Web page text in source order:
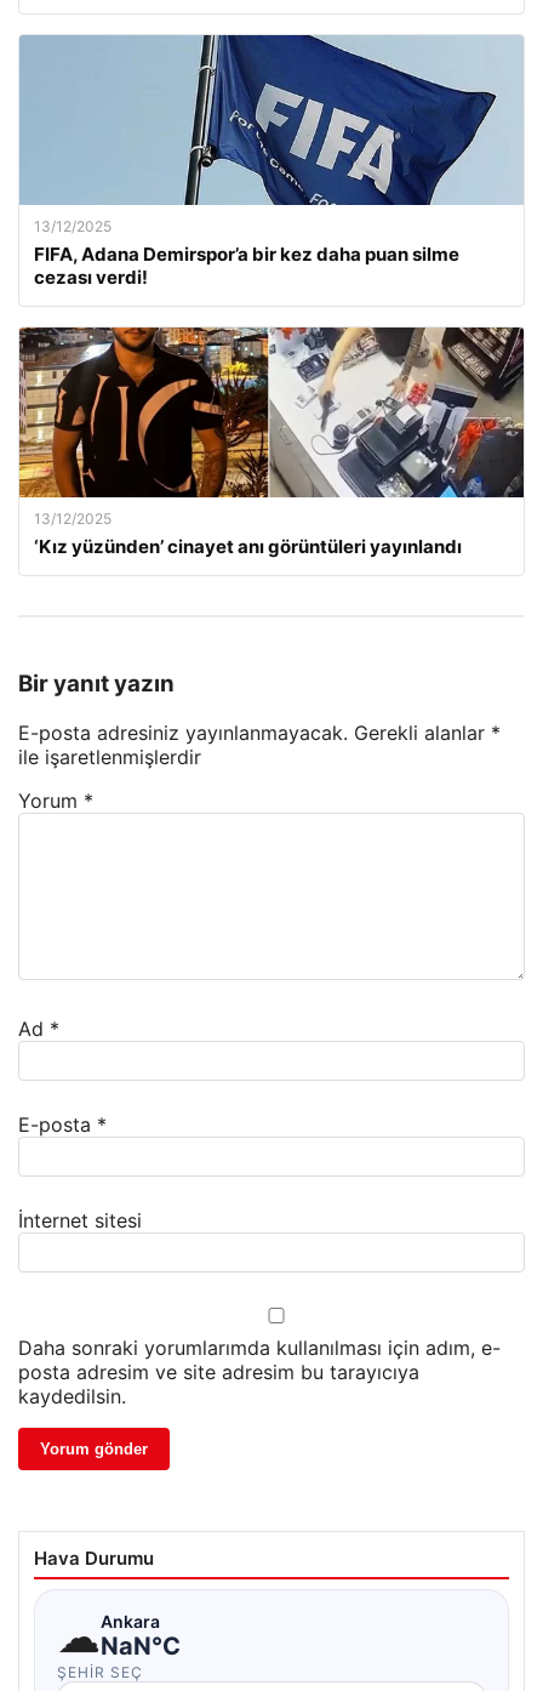
13/12/2025
FIFA, Adana Demirspor’a bir kez daha puan silme
cezası verdi!
13/12/2025
‘Kız yüzünden’ cinayet anı görüntüleri yayınlandı
Bir yanıt yazın
E-posta adresiniz yayınlanmayacak. Gerekli alanlar *
ile işaretlenmişlerdir
Yorum *
Ad *
E-posta *
İnternet sitesi
Daha sonraki yorumlarımda kullanılması için adım, e-
posta adresim ve site adresim bu tarayıcıya
kaydedilsin.
Hava Durumu
☁Ankara
NaN°C
ŞEHIR SEÇ